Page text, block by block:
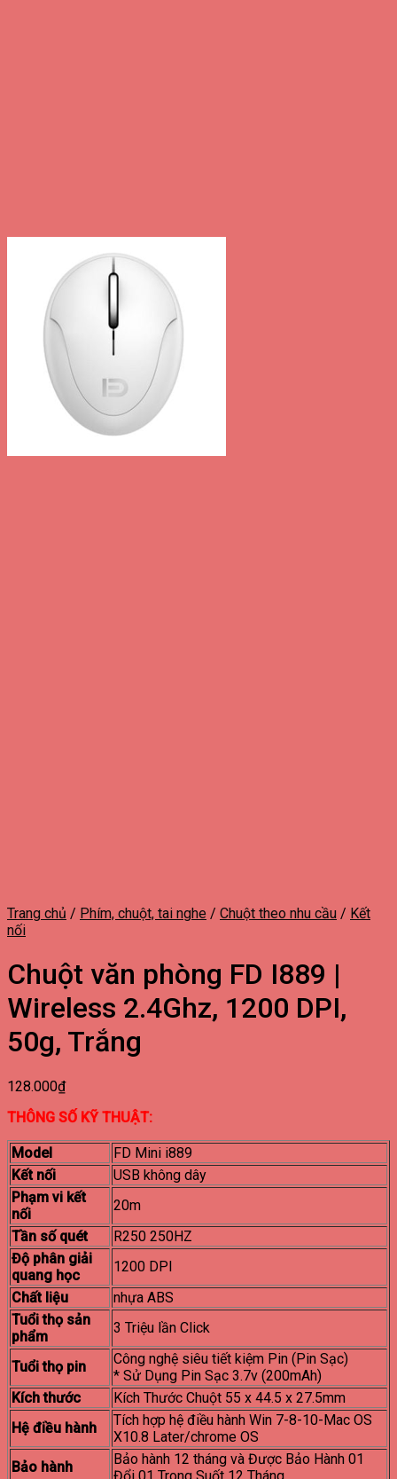
Trang chủ / Phím, chuột, tai nghe / Chuột theo nhu cầu / Kết
nối
Chuột văn phòng FD I889 |
Wireless 2.4Ghz, 1200 DPI,
50g, Trắng
128.000₫
THÔNG SỐ KỸ THUẬT:
Model
FD Mini i889
Kết nối
USB không dây
Phạm vi kết
nối
20m
Tần số quét
R250 250HZ
Độ phân giải
quang học
1200 DPI
Chất liệu
nhựa ABS
Tuổi thọ sản
phẩm
3 Triệu lần Click
Tuổi thọ pin
Công nghệ siêu tiết kiệm Pin (Pin Sạc)
* Sử Dụng Pin Sạc 3.7v (200mAh)
Kích thước
Kích Thước Chuột 55 x 44.5 x 27.5mm
Hệ điều hành
Tích hợp hệ điều hành Win 7-8-10-Mac OS
X10.8 Later/chrome OS
Bảo hành
Bảo hành 12 tháng và Được Bảo Hành 01